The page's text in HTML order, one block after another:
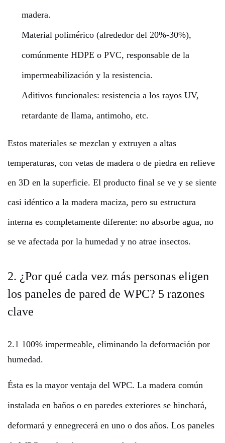
madera.
Material polimérico (alrededor del 20%-30%),
comúnmente HDPE o PVC, responsable de la
impermeabilización y la resistencia.
Aditivos funcionales: resistencia a los rayos UV,
retardante de llama, antimoho, etc.
Estos materiales se mezclan y extruyen a altas
temperaturas, con vetas de madera o de piedra en relieve
en 3D en la superficie. El producto final se ve y se siente
casi idéntico a la madera maciza, pero su estructura
interna es completamente diferente: no absorbe agua, no
se ve afectada por la humedad y no atrae insectos.
2. ¿Por qué cada vez más personas eligen
los paneles de pared de WPC? 5 razones
clave
2.1 100% impermeable, eliminando la deformación por
humedad.
Ésta es la mayor ventaja del WPC. La madera común
instalada en baños o en paredes exteriores se hinchará,
deformará y ennegrecerá en uno o dos años. Los paneles